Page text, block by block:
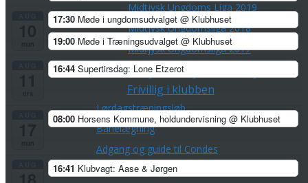
Midtjysk Ungdoms Liga 2019
Midtjysk Ungdomsliga 2018
Midtjysk Ungdomsliga 2017
Målsætninger for ungdomsafdelingen
Frivillig i klubben
Lørdagstræningsløb
Banelægning
Adgang og guide til Condes
Vært for Fællesspisning
17:30 Møde i ungdomsudvalget @ Klubhuset
19:00 Møde i Træningsudvalget @ Klubhuset
16:44 Supertirsdag: Lone Etzerot
08:00 Horsens Kommune, holdundervisning @ Klubhuset
16:41 Klubvagt: Aase & Jørgen